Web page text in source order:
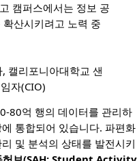
캠퍼스에서는 정보 공
산시키려고 노력 중
캘리포니아대학교 샌
자(CIO)
80억 행의 데이터를 관리하
통합되어 있습니다. 파편화
및 분석의 상태를 발전시키